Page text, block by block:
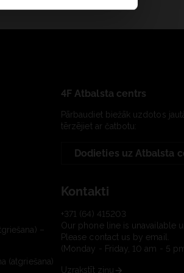
–
(atgriešana)
4F Atbalsta centrs
Pārbaudiet biežāk uzdotos
tērzējiet ar čatbotu:
Dodieties uz Atbalsta
Kontakti
+371 (64) 415203
Our phone line is unavailable
Please contact us by email.
(Monday - Friday, 10 am - 5
Uzrakstīt ziņu